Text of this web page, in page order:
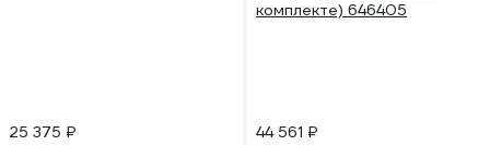
25 375 ₽
44 561 ₽